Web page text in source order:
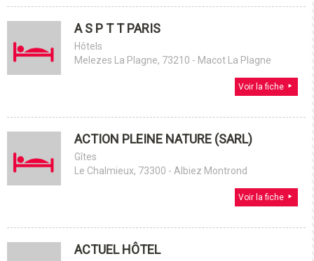
A S P T T PARIS
Hôtels
Melezes La Plagne, 73210 - Macot La Plagne
Voir la fiche
ACTION PLEINE NATURE (SARL)
Gîtes
Le Chalmieux, 73300 - Albiez Montrond
Voir la fiche
ACTUEL HÔTEL